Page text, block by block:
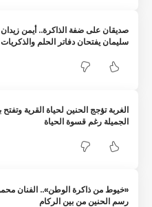
صديقان على ضفة الذاكرة.. أيمن
سليمان يفتحان دفاتر الحلم والذكريات
الغربة تؤجج الحنين لحياة القرية
الجميلة رغم قسوة الحياة
«خيوط من ذاكرة الوطن».. الفنان
رسم الحنين من بين الركام